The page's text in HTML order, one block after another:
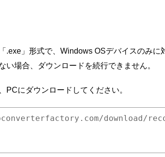
.exe」形式で、Windows OSデバイスのみ
い場合、ダウンロードを続行できません。
PCにダウンロードしてください。